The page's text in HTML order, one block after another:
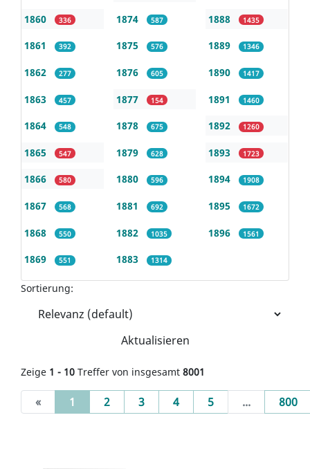
1860 336
1861 392
1862 277
1863 457
1864 548
1865 547
1866 580
1867 568
1868 550
1869 551
1874 587
1875 576
1876 605
1877 154
1878 675
1879 628
1880 596
1881 692
1882 1035
1883 1314
1888 1435
1889 1346
1890 1417
1891 1460
1892 1260
1893 1723
1894 1908
1895 1672
1896 1561
Sortierung:
Aktualisieren
Zeige 1 - 10 Treffer von insgesamt 8001
« 1 (current)
2 3 4 5 ... 800